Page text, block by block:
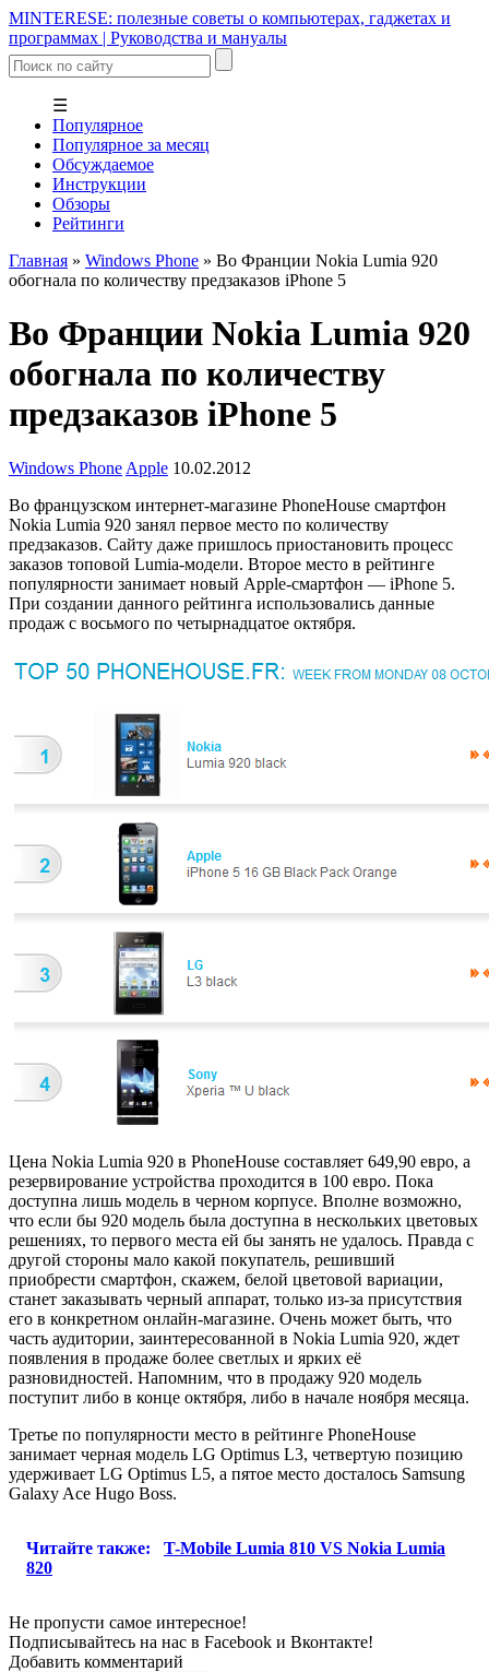
MINTERESE: полезные советы о компьютерах, гаджетах и
программах | Руководства и мануалы
☰
Популярное
Популярное за месяц
Обсуждаемое
Инструкции
Обзоры
Рейтинги
Главная » Windows Phone » Во Франции Nokia Lumia 920
обогнала по количеству предзаказов iPhone 5
Во Франции Nokia Lumia 920
обогнала по количеству
предзаказов iPhone 5
Windows Phone Apple 10.02.2012
Во французском интернет-магазине PhoneHouse смартфон
Nokia Lumia 920 занял первое место по количеству
предзаказов. Сайту даже пришлось приостановить процесс
заказов топовой Lumia-модели. Второе место в рейтинге
популярности занимает новый Apple-смартфон — iPhone 5.
При создании данного рейтинга использовались данные
продаж с восьмого по четырнадцатое октября.
Цена Nokia Lumia 920 в PhoneHouse составляет 649,90 евро, а
резервирование устройства проходится в 100 евро. Пока
доступна лишь модель в черном корпусе. Вполне возможно,
что если бы 920 модель была доступна в нескольких цветовых
решениях, то первого места ей бы занять не удалось. Правда с
другой стороны мало какой покупатель, решивший
приобрести смартфон, скажем, белой цветовой вариации,
станет заказывать черный аппарат, только из-за присутствия
его в конкретном онлайн-магазине. Очень может быть, что
часть аудитории, заинтересованной в Nokia Lumia 920, ждет
появления в продаже более светлых и ярких её
разновидностей. Напомним, что в продажу 920 модель
поступит либо в конце октября, либо в начале ноября месяца.
Третье по популярности место в рейтинге PhoneHouse
занимает черная модель LG Optimus L3, четвертую позицию
удерживает LG Optimus L5, а пятое место досталось Samsung
Galaxy Ace Hugo Boss.
Читайте также:
T-Mobile Lumia 810 VS Nokia Lumia
820
Не пропусти самое интересное!
Подписывайтесь на нас в Facebook и Вконтакте!
Добавить комментарий